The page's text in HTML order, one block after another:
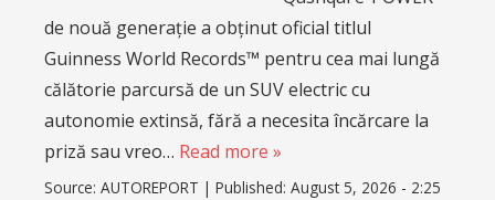
de nouă generație a obținut oficial titlul
Guinness World Records™ pentru cea mai lungă
călătorie parcursă de un SUV electric cu
autonomie extinsă, fără a necesita încărcare la
priză sau vreo… Read more »
Source: AUTOREPORT | Published: August 5, 2026 - 2:25